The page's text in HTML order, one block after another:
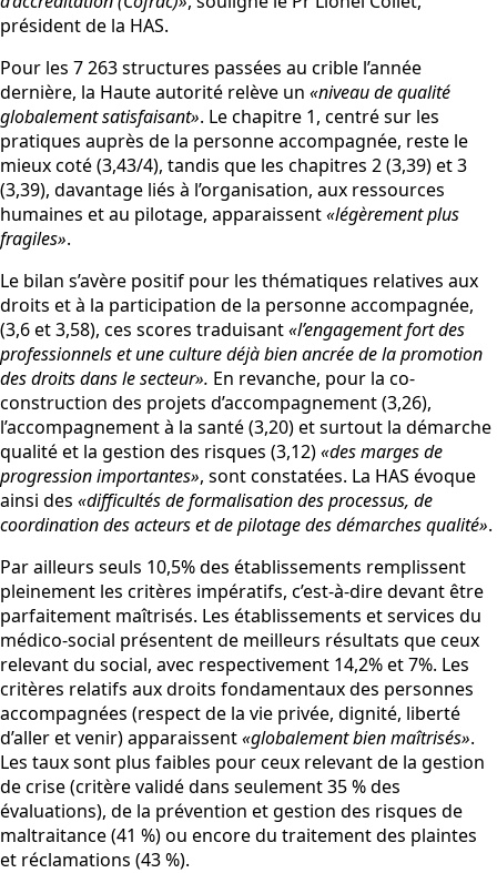
président de la HAS.
Pour les 7 263 structures passées au crible l’année
dernière, la Haute autorité relève un «niveau de qualité
globalement satisfaisant». Le chapitre 1, centré sur les
pratiques auprès de la personne accompagnée, reste le
mieux coté (3,43/4), tandis que les chapitres 2 (3,39) et 3
(3,39), davantage liés à l’organisation, aux ressources
humaines et au pilotage, apparaissent«légèrement plus
fragiles».
Le bilan s’avère positif pour les thématiques relatives aux
droits et à la participation de la personne accompagnée,
(3,6 et 3,58), ces scores traduisant«l’engagement fort des
professionnels et une culture déjà bien ancrée de la promotion
des droits dans le secteur». En revanche, pour la co-
construction des projets d’accompagnement (3,26),
l’accompagnement à la santé (3,20) et surtout la démarche
qualité et la gestion des risques (3,12)«des marges de
progression importantes», sont constatées. La HAS évoque
ainsi des «difficultés de formalisation des processus, de
coordination des acteurs et de pilotage des démarches qualité».
Par ailleurs seuls 10,5% des établissements remplissent
pleinement les critères impératifs, c’est-à-dire devant être
parfaitement maîtrisés. Les établissements et services du
médico-social présentent de meilleurs résultats que ceux
relevant du social, avec respectivement 14,2% et 7%. Les
critères relatifs aux droits fondamentaux des personnes
accompagnées (respect de la vie privée, dignité, liberté
d’aller et venir) apparaissent«globalement bien maîtrisés».
Les taux sont plus faibles pour ceux relevant de la gestion
de crise (critère validé dans seulement 35 % des
évaluations), de la prévention et gestion des risques de
maltraitance (41 %) ou encore du traitement des plaintes
et réclamations (43 %).